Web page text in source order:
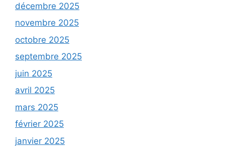
décembre 2025
novembre 2025
octobre 2025
septembre 2025
juin 2025
avril 2025
mars 2025
février 2025
janvier 2025